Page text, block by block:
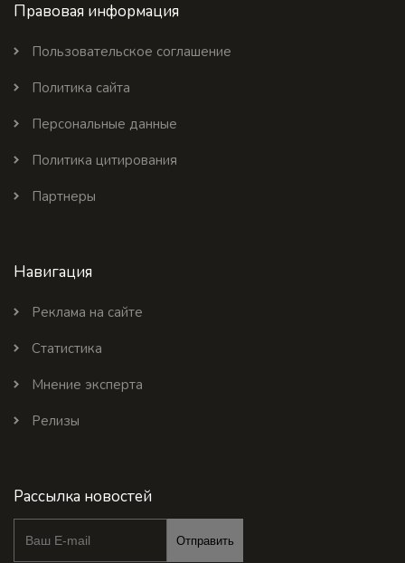
Правовая информация
Пользовательское соглашение
Политика сайта
Персональные данные
Политика цитирования
Партнеры
Навигация
Реклама на сайте
Статистика
Мнение эксперта
Релизы
Рассылка новостей
Отправить